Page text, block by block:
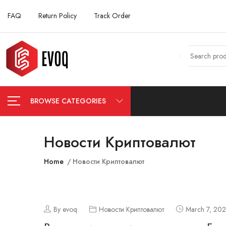
FAQ Return Policy Track Order
BROWSE CATEGORIES
Новости Криптовалют
Home Новости Криптовалют
By evoq Новости Криптовалют March 7,